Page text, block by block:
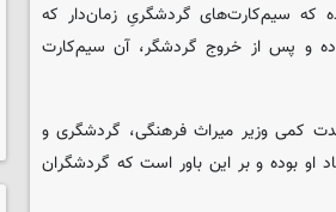
سیم‌کارت‌های گردشگریِ زمان‌دار که
و پس از خروج گردشگر، آن سیم‌کارت
کمی وزیر میراث فرهنگی، گردشگری و
بوده و بر این باور است که گردشگران